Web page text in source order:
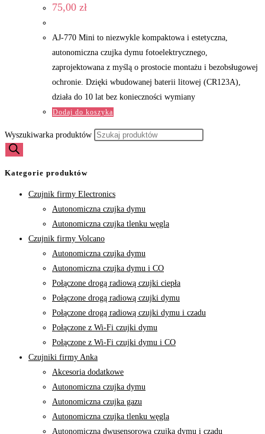
75,00 zł
AJ‑770 Mini to niezwykle kompaktowa i estetyczna,
autonomiczna czujka dymu fotoelektrycznego,
zaprojektowana z myślą o prostocie montażu i bezobsługowej
ochronie. Dzięki wbudowanej baterii litowej (CR123A),
działa do 10 lat bez konieczności wymiany
Dodaj do koszyka
Wyszukiwarka produktów
Kategorie produktów
Czujnik firmy Electronics
Autonomiczna czujka dymu
Autonomiczna czujka tlenku węgla
Czujnik firmy Volcano
Autonomiczna czujka dymu
Autonomiczna czujka dymu i CO
Połączone drogą radiową czujki ciepła
Połączone drogą radiową czujki dymu
Połączone drogą radiową czujki dymu i czadu
Połączone z Wi-Fi czujki dymu
Połączone z Wi-Fi czujki dymu i CO
Czujniki firmy Anka
Akcesoria dodatkowe
Autonomiczna czujka dymu
Autonomiczna czujka gazu
Autonomiczna czujka tlenku węgla
Autonomiczna dwusensorowa czujka dymu i czadu